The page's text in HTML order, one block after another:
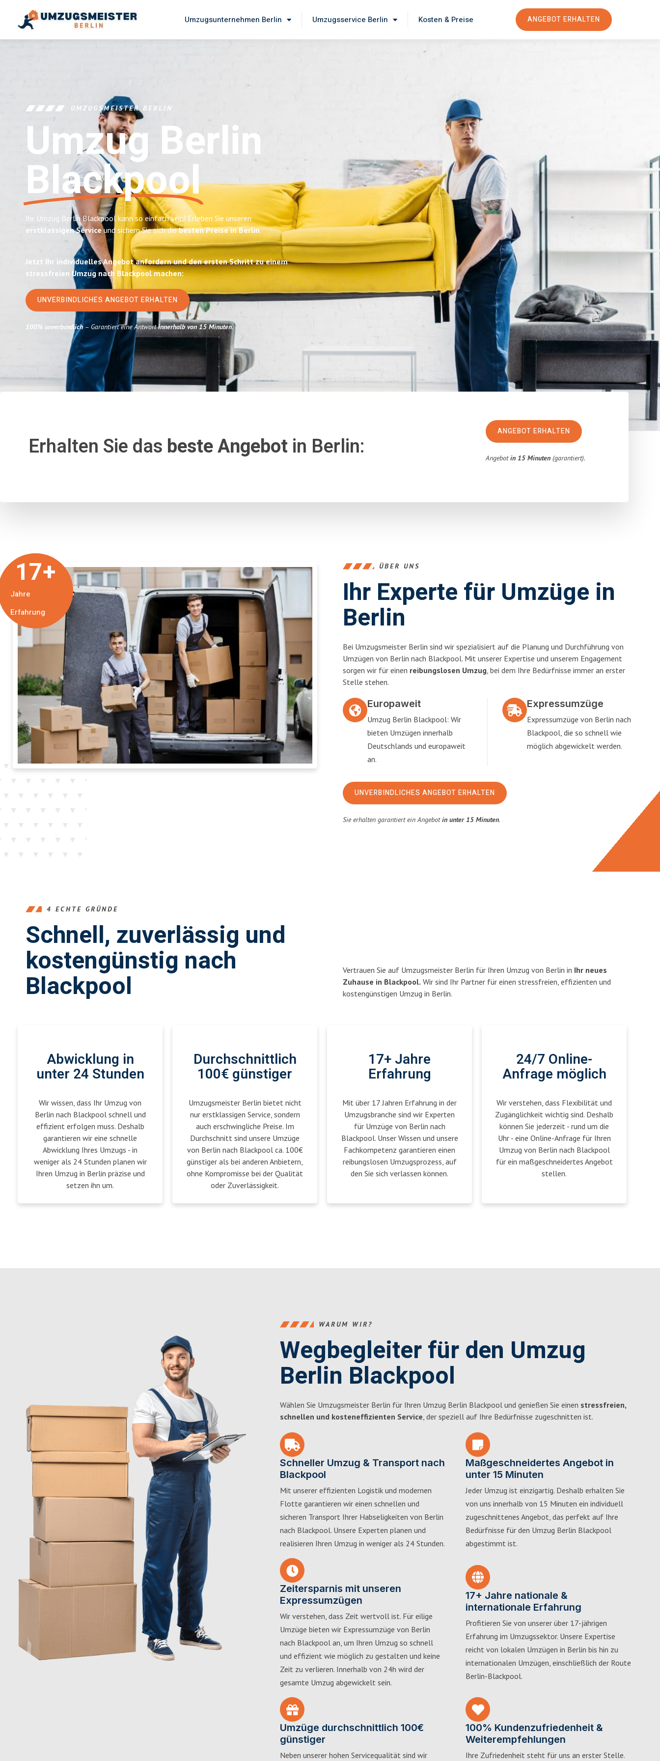
Umzugsunternehmen Berlin Umzugsservice Berlin Kosten & Preise ANGEBOT ERHALTEN
UMZUGSMEISTER BERLIN
Umzug Berlin
Blackpool
Ihr Umzug Berlin Blackpool kann so einfach sein! Erleben Sie unseren
erstklassigen Serviceund sichern Sie sich diebesten Preise in Berlin.
Jetzt Ihr individuelles Angebot anfordern und den ersten Schritt zu einem
stressfreien Umzug nach Blackpool machen:
UNVERBINDLICHES ANGEBOT ERHALTEN
100% unverbindlich– Garantiert eine Antwortinnerhalb von 15 Minuten.
Erhalten Sie das beste Angebot in Berlin:
ANGEBOT ERHALTEN
Angebotin 15 Minuten (garantiert).
Jahre
Erfahrung
17+ ÜBER UNS
Ihr Experte für Umzüge in
Berlin
Bei Umzugsmeister Berlin sind wir spezialisiert auf die Planung und Durchführung von
Umzügen von Berlin nach Blackpool. Mit unserer Expertise und unserem Engagement
sorgen wir für einen reibungslosen Umzug, bei dem Ihre Bedürfnisse immer an erster
Stelle stehen.
Europaweit
Umzug Berlin Blackpool: Wir
bieten Umzügen innerhalb
Deutschlands und europaweit
an.
Expressumzüge
Expressumzüge von Berlin nach
Blackpool, die so schnell wie
möglich abgewickelt werden.
UNVERBINDLICHES ANGEBOT ERHALTEN
Sie erhalten garantiert ein Angebotin unter 15 Minuten.
4 ECHTE GRÜNDE
Schnell, zuverlässig und
kostengünstig nach
Blackpool Vertrauen Sie auf Umzugsmeister Berlin für Ihren Umzug von Berlin in Ihr neues
Zuhause in Blackpool. Wir sind Ihr Partner für einen stressfreien, effizienten und
kostengünstigen Umzug in Berlin.
Abwicklung in
unter 24 Stunden
Wir wissen, dass Ihr Umzug von
Berlin nach Blackpool schnell und
effizient erfolgen muss. Deshalb
garantieren wir eine schnelle
Abwicklung Ihres Umzugs - in
weniger als 24 Stunden planen wir
Ihren Umzug in Berlin präzise und
setzen ihn um.
Durchschnittlich
100€ günstiger
Umzugsmeister Berlin bietet nicht
nur erstklassigen Service, sondern
auch erschwingliche Preise. Im
Durchschnitt sind unsere Umzüge
von Berlin nach Blackpool ca. 100€
günstiger als bei anderen Anbietern,
ohne Kompromisse bei der Qualität
oder Zuverlässigkeit.
17+ Jahre
Erfahrung
Mit über 17 Jahren Erfahrung in der
Umzugsbranche sind wir Experten
für Umzüge von Berlin nach
Blackpool. Unser Wissen und unsere
Fachkompetenz garantieren einen
reibungslosen Umzugsprozess, auf
den Sie sich verlassen können.
24/7 Online-
Anfrage möglich
Wir verstehen, dass Flexibilität und
Zugänglichkeit wichtig sind. Deshalb
können Sie jederzeit - rund um die
Uhr - eine Online-Anfrage für Ihren
Umzug von Berlin nach Blackpool
für ein maßgeschneidertes Angebot
stellen.
WARUM WIR?
Wegbegleiter für den Umzug
Berlin Blackpool
Wählen Sie Umzugsmeister Berlin für Ihren Umzug Berlin Blackpool und genießen Sie einen stressfreien,
schnellen und kosteneffizienten Service, der speziell auf Ihre Bedürfnisse zugeschnitten ist.
Schneller Umzug & Transport nach
Blackpool
Mit unserer effizienten Logistik und modernen
Flotte garantieren wir einen schnellen und
sicheren Transport Ihrer Habseligkeiten von Berlin
nach Blackpool. Unsere Experten planen und
realisieren Ihren Umzug in weniger als 24 Stunden.
Maßgeschneidertes Angebot in
unter 15 Minuten
Jeder Umzug ist einzigartig. Deshalb erhalten Sie
von uns innerhalb von 15 Minuten ein individuell
zugeschnittenes Angebot, das perfekt auf Ihre
Bedürfnisse für den Umzug Berlin Blackpool
abgestimmt ist.
Zeitersparnis mit unseren
Expressumzügen
Wir verstehen, dass Zeit wertvoll ist. Für eilige
Umzüge bieten wir Expressumzüge von Berlin
nach Blackpool an, um Ihren Umzug so schnell
und effizient wie möglich zu gestalten und keine
Zeit zu verlieren. Innerhalb von 24h wird der
gesamte Umzug abgewickelt sein.
17+ Jahre nationale &
internationale Erfahrung
Profitieren Sie von unserer über 17-jährigen
Erfahrung im Umzugssektor. Unsere Expertise
reicht von lokalen Umzügen in Berlin bis hin zu
internationalen Umzügen, einschließlich der Route
Berlin-Blackpool.
Umzüge durchschnittlich 100€
günstiger
Neben unserer hohen Servicequalität sind wir
100% Kundenzufriedenheit &
Weiterempfehlungen
Ihre Zufriedenheit steht für uns an erster Stelle.